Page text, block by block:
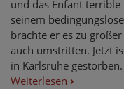
und das Enfant
seinem
brachte er es zu
auch umstritten. Jetzt
in Karlsruhe gestorben.
Weiterlesen ›